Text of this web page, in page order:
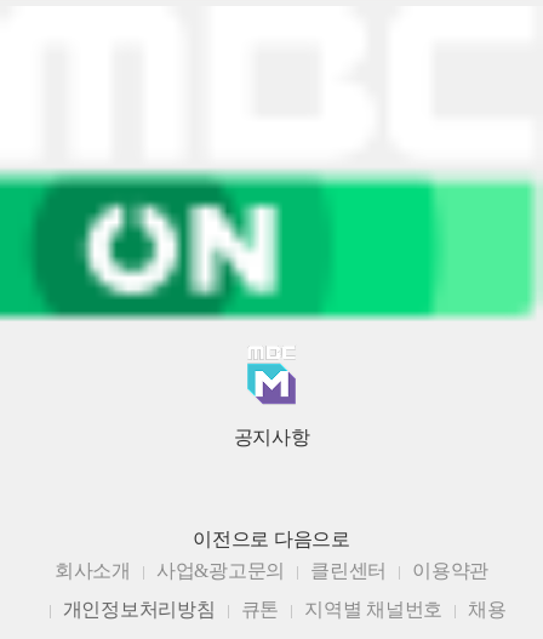
공지사항
이전으로 다음으로
회사소개
사업&광고문의 클린센터
이용약관
개인정보처리방침
큐톤 지역별 채널번호
채용